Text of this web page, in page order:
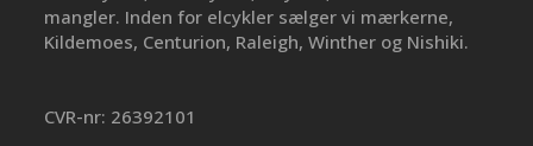
mangler. Inden for elcykler sælger vi mærkerne,
Kildemoes, Centurion, Raleigh, Winther og Nishiki.
CVR-nr: 26392101